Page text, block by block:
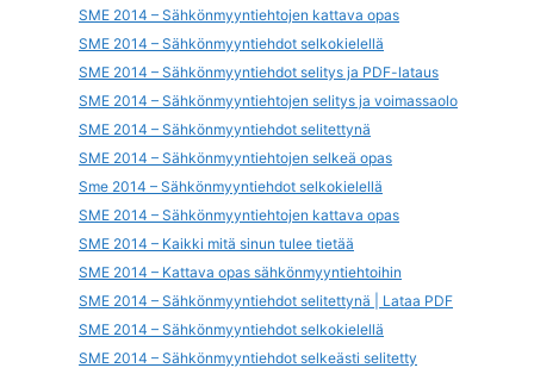
SME 2014 – Sähkönmyyntiehtojen kattava opas
SME 2014 – Sähkönmyyntiehdot selkokielellä
SME 2014 – Sähkönmyyntiehdot selitys ja PDF-lataus
SME 2014 – Sähkönmyyntiehtojen selitys ja voimassaolo
SME 2014 – Sähkönmyyntiehdot selitettynä
SME 2014 – Sähkönmyyntiehtojen selkeä opas
Sme 2014 – Sähkönmyyntiehdot selkokielellä
SME 2014 – Sähkönmyyntiehtojen kattava opas
SME 2014 – Kaikki mitä sinun tulee tietää
SME 2014 – Kattava opas sähkönmyyntiehtoihin
SME 2014 – Sähkönmyyntiehdot selitettynä | Lataa PDF
SME 2014 – Sähkönmyyntiehdot selkokielellä
SME 2014 – Sähkönmyyntiehdot selkeästi selitetty